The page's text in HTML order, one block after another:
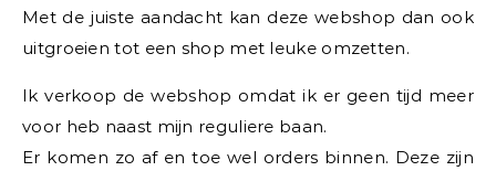
Met de juiste aandacht kan deze webshop dan ook
uitgroeien tot een shop met leuke omzetten.
Ik verkoop de webshop omdat ik er geen tijd meer
voor heb naast mijn reguliere baan.
Er komen zo af en toe wel orders binnen. Deze zijn